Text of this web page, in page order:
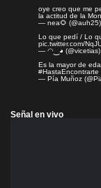
oye creo que me
la actitud de la
— nea🌻 (@auh25)
Lo que pedí / Lo
pic.twitter.com/
— ◠⁠‿⁠◕ (@vicetias)
Es la mayor de
#HastaEncontrarte
— Pía Muñoz
Señal en vivo